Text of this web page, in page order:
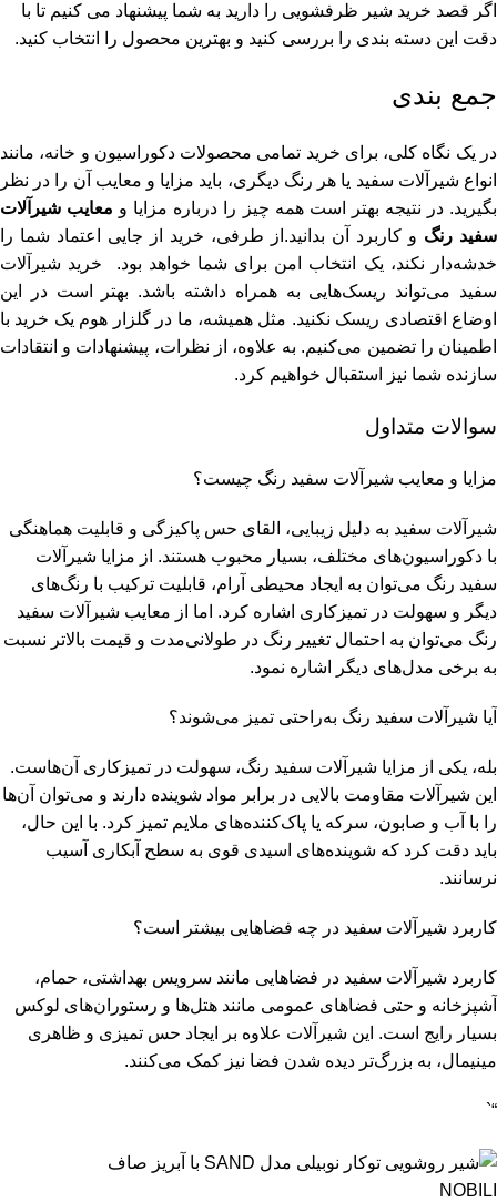
اگر قصد خرید شیر ظرفشویی را دارید به شما پیشنهاد می کنیم تا با
دقت این دسته بندی را بررسی کنید و بهترین محصول را انتخاب کنید.
جمع بندی
در یک نگاه کلی، برای خرید تمامی محصولات دکوراسیون و خانه، مانند
انواع شیرآلات سفید یا هر رنگ دیگری، باید مزایا و معایب آن را در نظر
بگیرید. در نتیجه بهتر است همه چیز را درباره مزایا و معایب شیرآلات
سفید رنگ و کاربرد آن بدانید.از طرفی، خرید از جایی اعتماد شما را
خدشه‌دار نکند، یک انتخاب امن برای شما خواهد بود. خرید شیرآلات
سفید می‌تواند ریسک‌هایی به همراه داشته باشد. بهتر است در این
اوضاع اقتصادی ریسک نکنید. مثل همیشه، ما در گلزار هوم یک خرید با
اطمینان را تضمین می‌کنیم. به علاوه، از نظرات، پیشنهادات و انتقادات
سازنده شما نیز استقبال خواهیم کرد.
سوالات متداول
مزایا و معایب شیرآلات سفید رنگ چیست؟
شیرآلات سفید به دلیل زیبایی، القای حس پاکیزگی و قابلیت هماهنگی
با دکوراسیون‌های مختلف، بسیار محبوب هستند. از مزایا شیرآلات
سفید رنگ می‌توان به ایجاد محیطی آرام، قابلیت ترکیب با رنگ‌های
دیگر و سهولت در تمیزکاری اشاره کرد. اما از معایب شیرآلات سفید
رنگ می‌توان به احتمال تغییر رنگ در طولانی‌مدت و قیمت بالاتر نسبت
به برخی مدل‌های دیگر اشاره نمود.
آیا شیرآلات سفید رنگ به‌راحتی تمیز می‌شوند؟
بله، یکی از مزایا شیرآلات سفید رنگ، سهولت در تمیزکاری آن‌هاست.
این شیرآلات مقاومت بالایی در برابر مواد شوینده دارند و می‌توان آن‌ها
را با آب و صابون، سرکه یا پاک‌کننده‌های ملایم تمیز کرد. با این حال،
باید دقت کرد که شوینده‌های اسیدی قوی به سطح آبکاری آسیب
نرسانند.
کاربرد شیرآلات سفید در چه فضاهایی بیشتر است؟
کاربرد شیرآلات سفید در فضاهایی مانند سرویس بهداشتی، حمام،
آشپزخانه و حتی فضاهای عمومی مانند هتل‌ها و رستوران‌های لوکس
بسیار رایج است. این شیرآلات علاوه بر ایجاد حس تمیزی و ظاهری
مینیمال، به بزرگ‌تر دیده شدن فضا نیز کمک می‌کنند.
“`
NOBILI